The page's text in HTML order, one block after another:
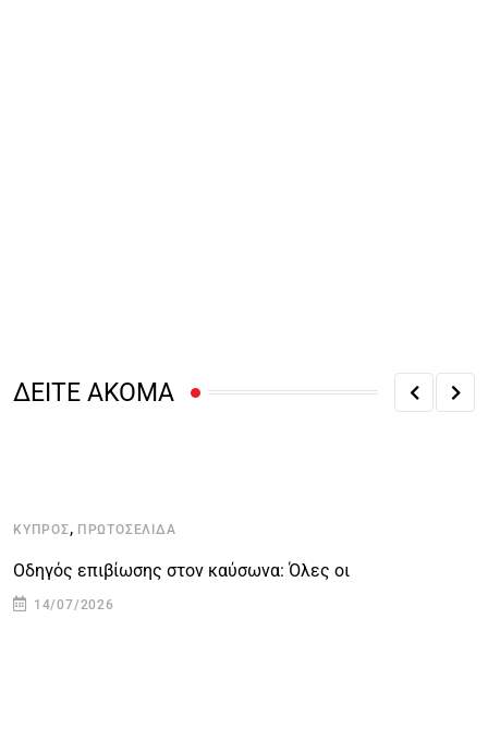
ΔΕΙΤΕ ΑΚΟΜΑ
ΚΎΠΡΟΣ, ΠΡΩΤΟΣΈΛΙΔΑ
Οδηγός επιβίωσης στον καύσωνα: Όλες οι
14/07/2026